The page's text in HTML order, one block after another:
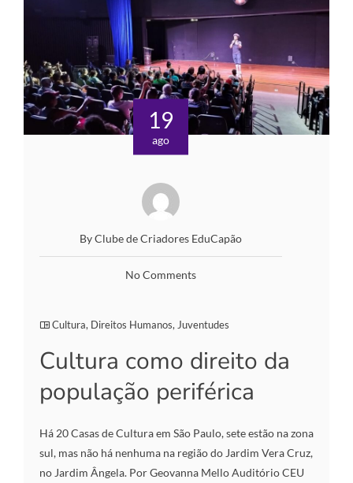
19
ago
By Clube de Criadores EduCapão
No Comments
Cultura, Direitos Humanos, Juventudes
Cultura como direito da
população periférica
Há 20 Casas de Cultura em São Paulo, sete estão na zona
sul, mas não há nenhuma na região do Jardim Vera Cruz,
no Jardim Ângela. Por Geovanna Mello Auditório CEU